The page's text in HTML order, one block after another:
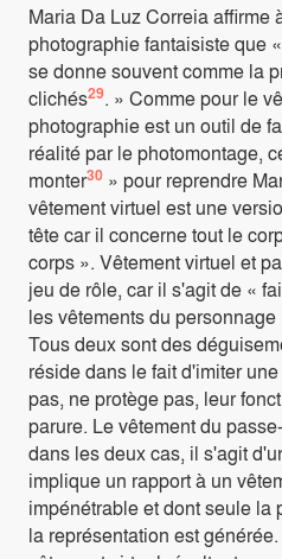
Maria Da Luz Correia affirme
photographie fantaisiste que
se donne souvent comme la
clichés29. » Comme pour le
photographie est un outil de
réalité par le photomontage,
monter30 » pour reprendre
vêtement virtuel est une
tête car il concerne tout le
corps ». Vêtement virtuel et
jeu de rôle, car il s'agit de «
les vêtements du
Tous deux sont des
réside dans le fait d'imiter
pas, ne protège pas, leur
parure. Le vêtement du
dans les deux cas, il s'agit
implique un rapport à un
impénétrable et dont seule la
la représentation est